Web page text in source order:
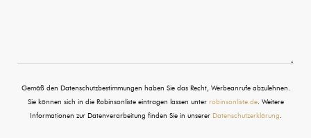
Gemäß den Datenschutzbestimmungen haben Sie das Recht, Werbeanrufe abzulehnen.
Sie können sich in die Robinsonliste eintragen lassen unter robinsonliste.de. Weitere
Informationen zur Datenverarbeitung finden Sie in unserer Datenschutzerklärung.